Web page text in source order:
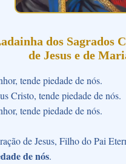
dos Sagrados
de Jesus e de
tende piedade de nós.
Cristo, tende piedade de nós.
tende piedade de nós.
de Jesus, Filho do Pai
de nós.